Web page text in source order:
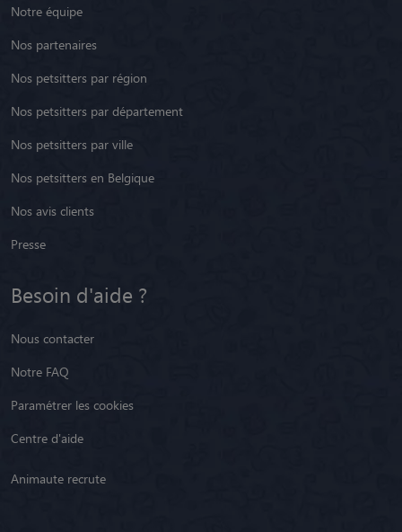
Notre équipe
Nos partenaires
Nos petsitters par région
Nos petsitters par département
Nos petsitters par ville
Nos petsitters en Belgique
Nos avis clients
Presse
Besoin d'aide ?
Nous contacter
Notre FAQ
Paramétrer les cookies
Centre d'aide
Animaute recrute